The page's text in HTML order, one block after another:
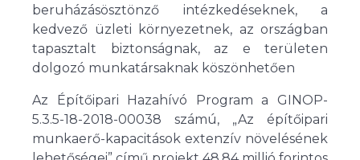
beruházásösztönző intézkedéseknek, a
kedvező üzleti környezetnek, az országban
tapasztalt biztonságnak, az e területen
dolgozó munkatársaknak köszönhetően
Az Építőipari Hazahívó Program a GINOP-
5.3.5-18-2018-00038 számú, „Az építőipari
munkaerő-kapacitások extenzív növelésének